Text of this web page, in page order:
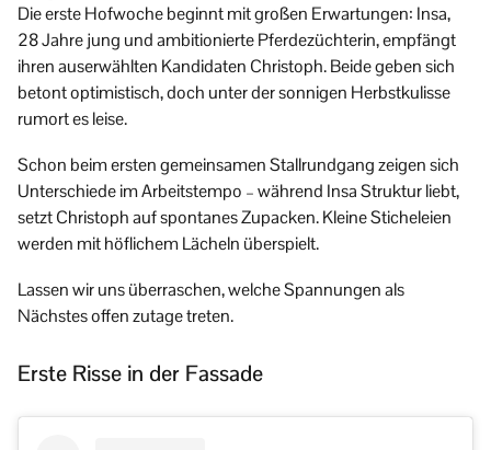
Die erste Hofwoche beginnt mit großen Erwartungen: Insa,
28 Jahre jung und ambitionierte Pferdezüchterin, empfängt
ihren auserwählten Kandidaten Christoph. Beide geben sich
betont optimistisch, doch unter der sonnigen Herbstkulisse
rumort es leise.
Schon beim ersten gemeinsamen Stallrundgang zeigen sich
Unterschiede im Arbeitstempo – während Insa Struktur liebt,
setzt Christoph auf spontanes Zupacken. Kleine Sticheleien
werden mit höflichem Lächeln überspielt.
Lassen wir uns überraschen, welche Spannungen als
Nächstes offen zutage treten.
Erste Risse in der Fassade